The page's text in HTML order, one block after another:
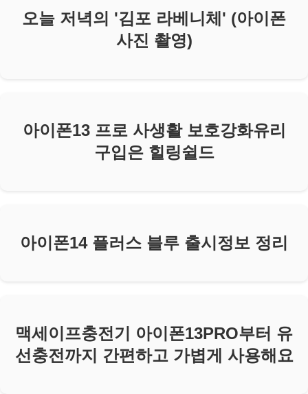
오늘 저녁의 '김포 라베니체' (아이폰
사진 촬영)
아이폰13 프로 사생활 보호강화유리
구입은 힐링쉴드
아이폰14 플러스 블루 출시정보 정리
맥세이프충전기 아이폰13PRO부터 유
선충전까지 간편하고 가볍게 사용해요